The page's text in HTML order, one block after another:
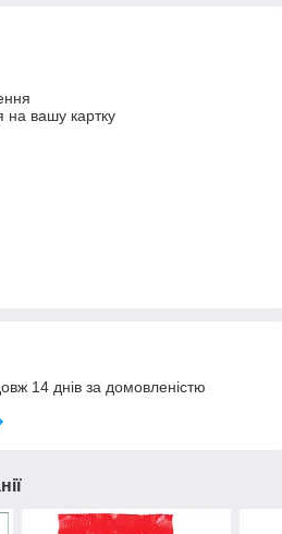
на вашу картку
14 днів за домовленістю